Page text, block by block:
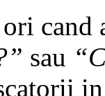
cand
sau